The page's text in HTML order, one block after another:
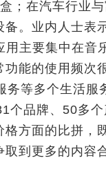
；在汽车行业
。业内人士表
主要集中在音
能的使用频次
等多个生活服
个品牌、50多
方面的比拼，
到更多的内容